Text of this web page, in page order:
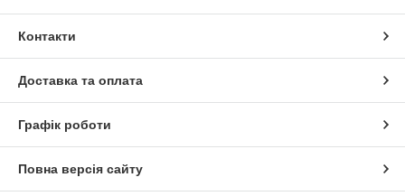
Контакти
Доставка та оплата
Графік роботи
Повна версія сайту